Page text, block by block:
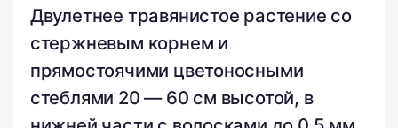
Двулетнее травянистое растение со
стержневым корнем и
прямостоячими цветоносными
стеблями 20 — 60 см высотой, в